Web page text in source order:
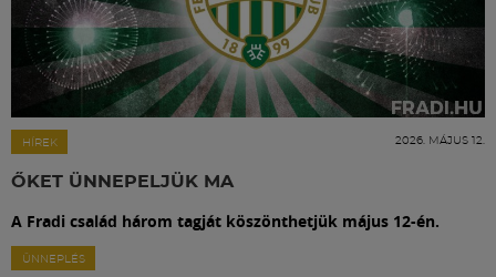
HÍREK 2026. MÁJUS 12.
ŐKET ÜNNEPELJÜK MA
A Fradi család három tagját köszönthetjük május 12-én.
ÜNNEPLÉS
FM YouTube +
Hírek
Labdarúgás
Szakosztályok